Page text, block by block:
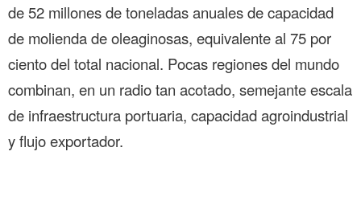
de 52 millones de toneladas anuales de capacidad
de molienda de oleaginosas, equivalente al 75 por
ciento del total nacional. Pocas regiones del mundo
combinan, en un radio tan acotado, semejante escala
de infraestructura portuaria, capacidad agroindustrial
y flujo exportador.